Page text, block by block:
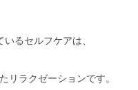
るセルフケアは、
リラクゼーションです。